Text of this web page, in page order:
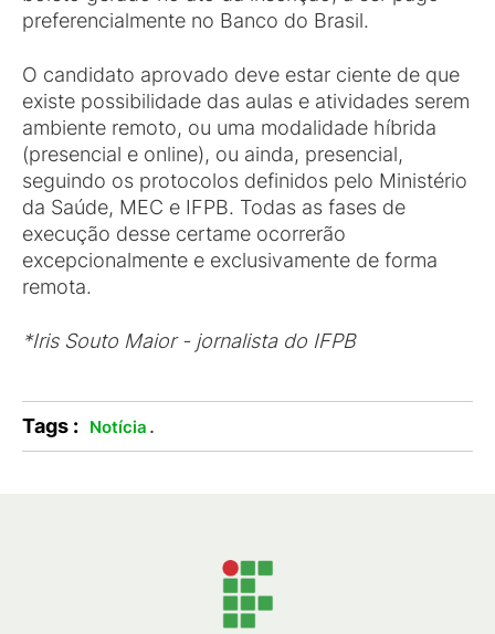
preferencialmente no Banco do Brasil.
O candidato aprovado deve estar ciente de que
existe possibilidade das aulas e atividades serem
ambiente remoto, ou uma modalidade híbrida
(presencial e online), ou ainda, presencial,
seguindo os protocolos definidos pelo Ministério
da Saúde, MEC e IFPB. Todas as fases de
execução desse certame ocorrerão
excepcionalmente e exclusivamente de forma
remota.
*Iris Souto Maior - jornalista do IFPB
Tags : Notícia .